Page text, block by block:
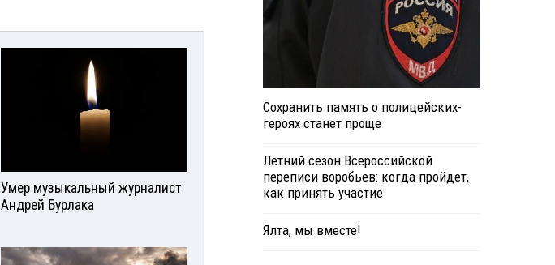
Умер музыкальный журналист
Андрей Бурлака
Сохранить память о полицейских-
героях станет проще
Летний сезон Всероссийской
переписи воробьев: когда пройдет,
как принять участие
Ялта, мы вместе!